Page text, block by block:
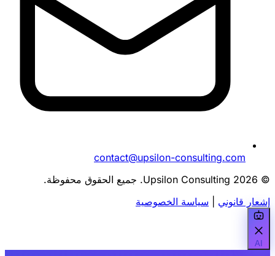
contact@upsilon-consulting.com
© 2026 Upsilon Consulting. جميع الحقوق محفوظة.
إشعار قانوني
سياسة الخصوصية
AI